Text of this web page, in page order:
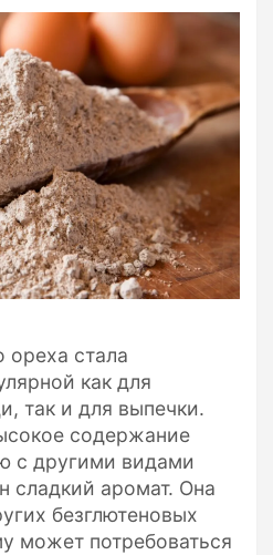
ореха стала
как для
так и для выпечки.
содержание
с другими видами
сладкий аромат. Она
безглютеновых
может потребоваться